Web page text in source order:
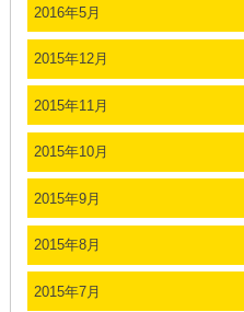
2016年5月
2015年12月
2015年11月
2015年10月
2015年9月
2015年8月
2015年7月